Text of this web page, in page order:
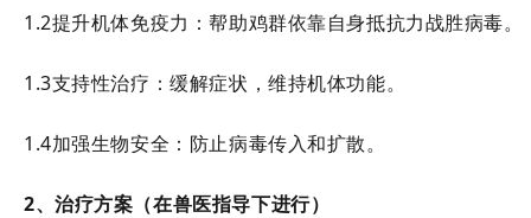
1.2提升机体免疫力：帮助鸡群依靠自身抵抗力战胜病毒。
1.3支持性治疗：缓解症状，维持机体功能。
1.4加强生物安全：防止病毒传入和扩散。
2、治疗方案（在兽医指导下进行）